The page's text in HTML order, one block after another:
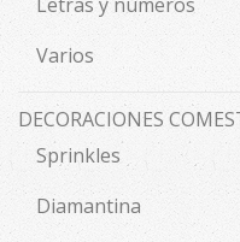
Varios
DECORACIONES
Sprinkles
Diamantina